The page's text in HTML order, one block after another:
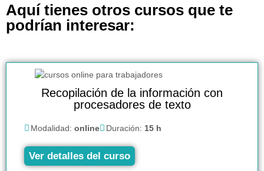
Aquí tienes otros cursos que te
podrían interesar:
Recopilación de la información con
procesadores de texto
Modalidad: online Duración: 15 h
Ver detalles del curso